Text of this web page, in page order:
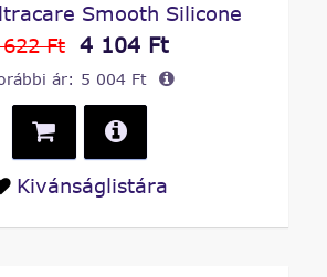
Smooth Silicone
Ft 4 104 Ft
ár: 5 004 Ft
Kivánságlistára